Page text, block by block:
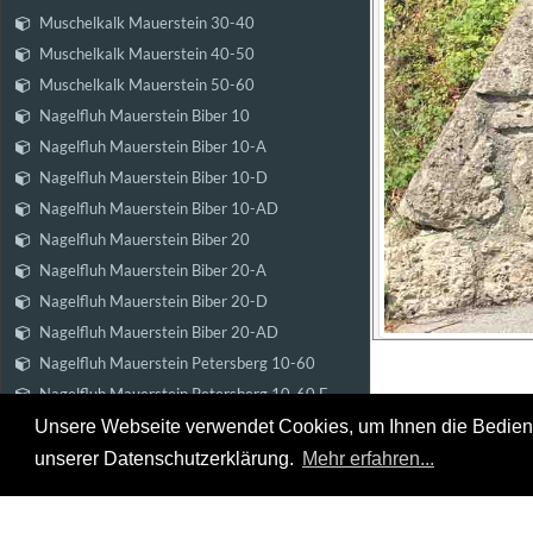
Unsere Webseite verwendet Cookies, um Ihnen die
unserer Datenschutzerklärung. Mehr erfahren...
Muschelkalk Mauerstein 30-40
Muschelkalk Mauerstein 40-50
Muschelkalk Mauerstein 50-60
Nagelfluh Mauerstein Biber 10
Nagelfluh Mauerstein Biber 10-A
Nagelfluh Mauerstein Biber 10-D
Nagelfluh Mauerstein Biber 10-AD
Nagelfluh Mauerstein Biber 20
Nagelfluh Mauerstein Biber 20-A
Nagelfluh Mauerstein Biber 20-D
Nagelfluh Mauerstein Biber 20-AD
Nagelfluh Mauerstein Petersberg 10-60
Nagelfluh Mauerstein Petersberg 10-60 F
Nagelfluh Mauerstein Petersberg 40-80
Nagelfluh Mauerstein Petersberg 80-140
Steinbruch &